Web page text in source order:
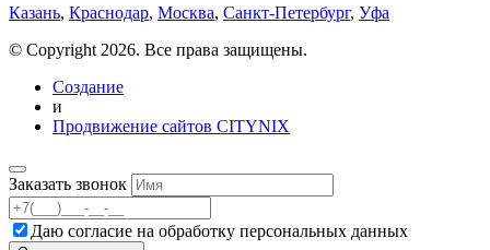
Казань, Краснодар, Москва, Санкт-Петербург, Уфа
© Copyright 2026. Все права защищены.
Создание
и
Продвижение сайтов CITYNIX
Заказать звонок
Даю согласие на обработку персональных данных